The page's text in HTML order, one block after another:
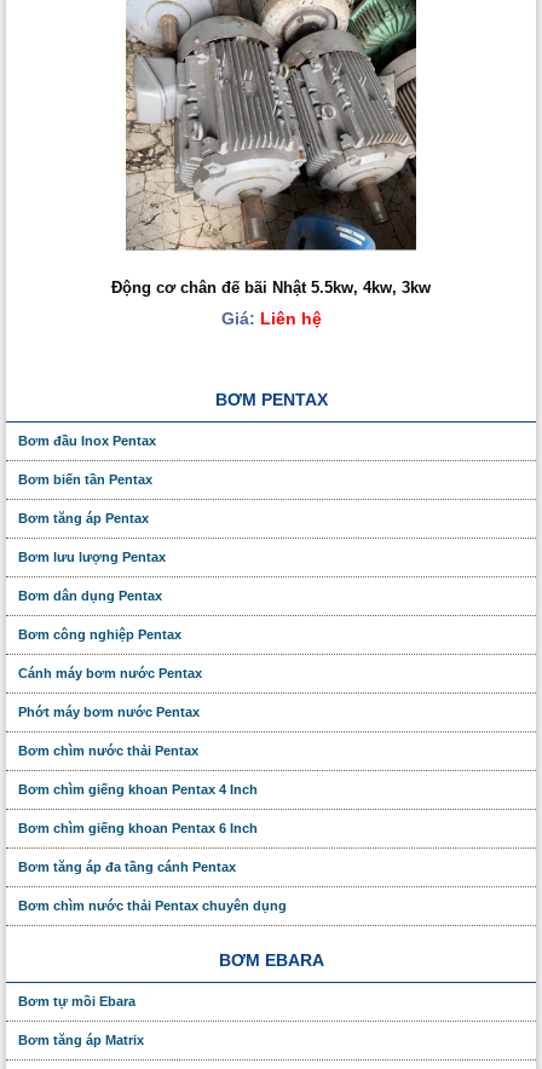
Động cơ chân đế bãi Nhật 5.5kw, 4kw, 3kw
Giá: Liên hệ
BƠM PENTAX
Bơm đầu Inox Pentax
Bơm biến tần Pentax
Bơm tăng áp Pentax
Bơm lưu lượng Pentax
Bơm dân dụng Pentax
Bơm công nghiệp Pentax
Cánh máy bơm nước Pentax
Phớt máy bơm nước Pentax
Bơm chìm nước thải Pentax
Bơm chìm giếng khoan Pentax 4 Inch
Bơm chìm giếng khoan Pentax 6 Inch
Bơm tăng áp đa tầng cánh Pentax
Bơm chìm nước thải Pentax chuyên dụng
BƠM EBARA
Bơm tự mồi Ebara
Bơm tăng áp Matrix